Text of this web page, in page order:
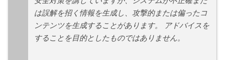
は誤解を招く情報を生成し、攻撃的または偏ったコ
ンテンツを生成することがあります。 アドバイスを
することを目的としたものではありません。